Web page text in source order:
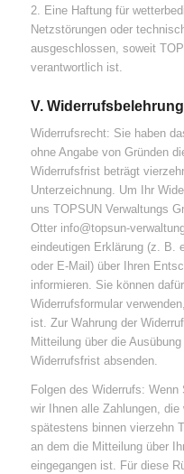
2. Eine Haftung für
Netzstörungen oder
ausgeschlossen, soweit
verantwortlich ist.
V. Widerrufsbelehrung
Widerrufsrecht: Sie haben
ohne Angabe von Gründen
Widerrufsfrist beträgt
Unterzeichnung. Um Ihr
uns TOPSUN Verwaltungs
Otter info@topsun-
eindeutigen Erklärung (z. B.
oder E-Mail) über Ihren
informieren. Sie können
Widerrufsformular
ist. Zur Wahrung der
Mitteilung über die
Widerrufsfrist absenden.
Folgen des Widerrufs:
wir Ihnen alle Zahlungen,
spätestens binnen vierzehn
an dem die Mitteilung über
eingegangen ist. Für diese